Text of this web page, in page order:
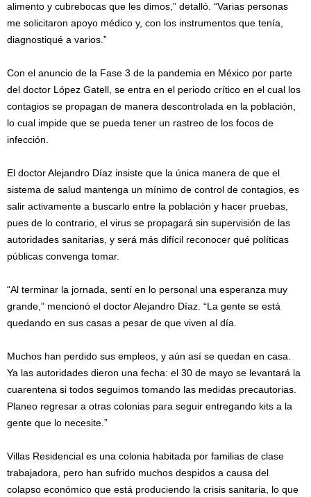
alimento y cubrebocas que les dimos,” detalló. “Varias personas
me solicitaron apoyo médico y, con los instrumentos que tenía,
diagnostiqué a varios.”
Con el anuncio de la Fase 3 de la pandemia en México por parte
del doctor López Gatell, se entra en el periodo crítico en el cual los
contagios se propagan de manera descontrolada en la población,
lo cual impide que se pueda tener un rastreo de los focos de
infección.
El doctor Alejandro Díaz insiste que la única manera de que el
sistema de salud mantenga un mínimo de control de contagios, es
salir activamente a buscarlo entre la población y hacer pruebas,
pues de lo contrario, el virus se propagará sin supervisión de las
autoridades sanitarias, y será más difícil reconocer qué políticas
públicas convenga tomar.
“Al terminar la jornada, sentí en lo personal una esperanza muy
grande,” mencionó el doctor Alejandro Díaz. “La gente se está
quedando en sus casas a pesar de que viven al día.
Muchos han perdido sus empleos, y aún así se quedan en casa.
Ya las autoridades dieron una fecha: el 30 de mayo se levantará la
cuarentena si todos seguimos tomando las medidas precautorias.
Planeo regresar a otras colonias para seguir entregando kits a la
gente que lo necesite.”
Villas Residencial es una colonia habitada por familias de clase
trabajadora, pero han sufrido muchos despidos a causa del
colapso económico que está produciendo la crisis sanitaria, lo que